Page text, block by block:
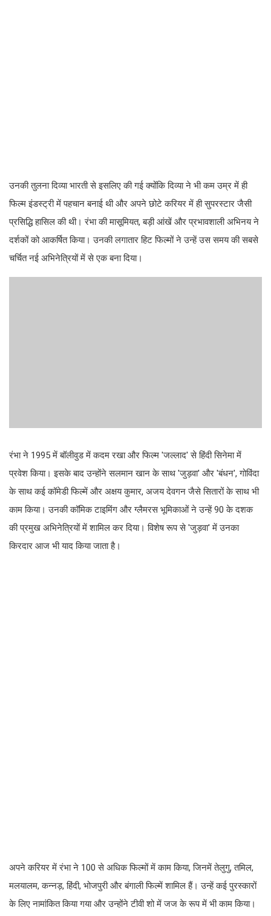
उनकी तुलना दिव्या भारती से इसलिए की गई क्योंकि दिव्या ने भी कम उम्र में ही
फिल्म इंडस्ट्री में पहचान बनाई थी और अपने छोटे करियर में ही सुपरस्टार जैसी
प्रसिद्धि हासिल की थी। रंभा की मासूमियत, बड़ी आंखें और प्रभावशाली अभिनय ने
दर्शकों को आकर्षित किया। उनकी लगातार हिट फिल्मों ने उन्हें उस समय की सबसे
चर्चित नई अभिनेत्रियों में से एक बना दिया।
रंभा ने 1995 में बॉलीवुड में कदम रखा और फिल्म 'जल्लाद' से हिंदी सिनेमा में
प्रवेश किया। इसके बाद उन्होंने सलमान खान के साथ 'जुड़वा' और 'बंधन', गोविंदा
के साथ कई कॉमेडी फिल्में और अक्षय कुमार, अजय देवगन जैसे सितारों के साथ भी
काम किया। उनकी कॉमिक टाइमिंग और ग्लैमरस भूमिकाओं ने उन्हें 90 के दशक
की प्रमुख अभिनेत्रियों में शामिल कर दिया। विशेष रूप से 'जुड़वा' में उनका
किरदार आज भी याद किया जाता है।
अपने करियर में रंभा ने 100 से अधिक फिल्मों में काम किया, जिनमें तेलुगु, तमिल,
मलयालम, कन्नड़, हिंदी, भोजपुरी और बंगाली फिल्में शामिल हैं। उन्हें कई पुरस्कारों
के लिए नामांकित किया गया और उन्होंने टीवी शो में जज के रूप में भी काम किया।